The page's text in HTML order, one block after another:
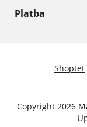
Platba
Shoptet
Copyright 2026